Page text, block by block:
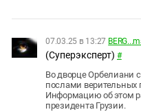
07.03.25 в 13:27
(Суперэксперт) #
Во дворце Орбелиани
послами верительных
Информацию об этом
президента Грузии.